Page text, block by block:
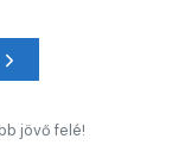
jövő felé!